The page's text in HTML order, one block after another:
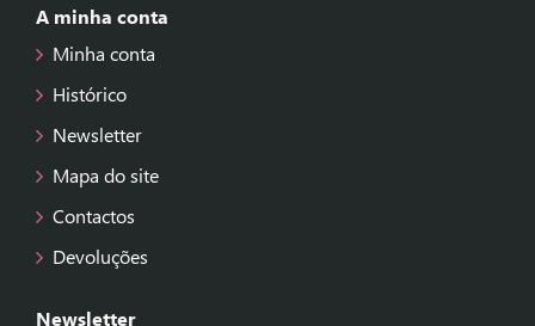
A minha conta
Minha conta
Histórico
Newsletter
Mapa do site
Contactos
Devoluções
Newsletter